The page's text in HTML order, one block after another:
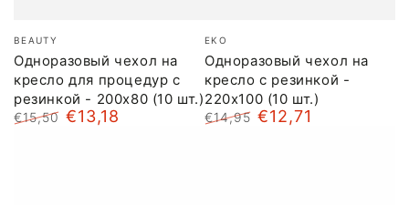
Бренд:
BEAUTY
Одноразовый чехол на
кресло для процедур с
резинкой - 200x80 (10 шт.)
€15,50 €13,18
Бренд:
EKO
Одноразовый чехол на
кресло с резинкой -
220x100 (10 шт.)
€14,95 €12,71